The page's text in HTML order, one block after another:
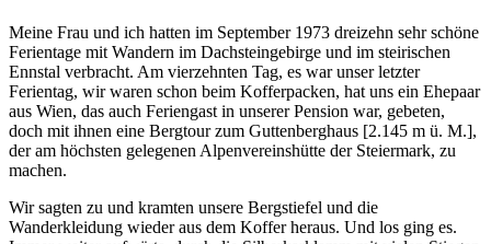
Meine Frau und ich hatten im September 1973 dreizehn sehr schöne
Ferientage mit Wandern im Dachsteingebirge und im steirischen
Ennstal verbracht. Am vierzehnten Tag, es war unser letzter
Ferientag, wir waren schon beim Kofferpacken, hat uns ein Ehepaar
aus Wien, das auch Feriengast in unserer Pension war, gebeten,
doch mit ihnen eine Bergtour zum Guttenberghaus [2.145 m ü. M.],
der am höchsten gelegenen Alpenvereinshütte der Steiermark, zu
machen.
Wir sagten zu und kramten unsere Bergstiefel und die
Wanderkleidung wieder aus dem Koffer heraus. Und los ging es.